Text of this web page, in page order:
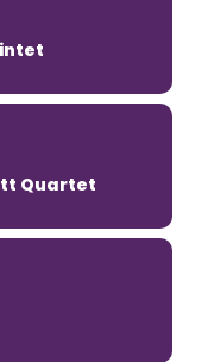
Quartet